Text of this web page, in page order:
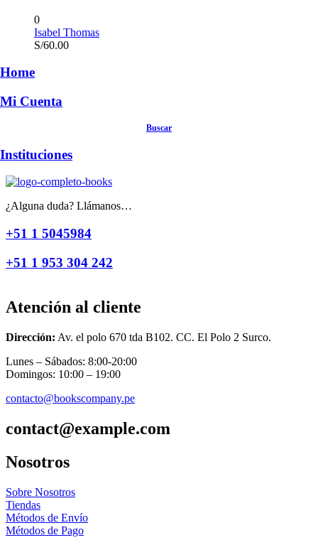
0
Isabel Thomas
S/60.00
Home
Mi Cuenta
Buscar
Instituciones
¿Alguna duda? Llámanos…
+51 1 5045984
+51 1 953 304 242
Atención al cliente
Dirección: Av. el polo 670 tda B102. CC. El Polo 2 Surco.
Lunes – Sábados: 8:00-20:00
Domingos: 10:00 – 19:00
contacto@bookscompany.pe
contact@example.com
Nosotros
Sobre Nosotros
Tiendas
Métodos de Envío
Métodos de Pago